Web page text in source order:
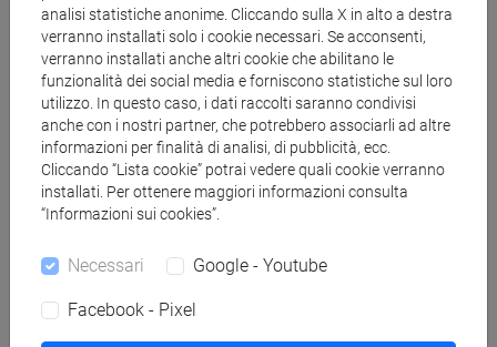
MOD. 1C Cognomi D-L
ESERCITAZIONI DI LINGUA CINESE 1
MOD. 1C Cognomi M-R
ESERCITAZIONI DI LINGUA CINESE 1
MOD. 1C Cognomi S-Z
ESERCITAZIONI DI LINGUA CINESE 1 MOD.
1D
ESERCITAZIONI DI LINGUA CINESE 1
ESERCITAZIONI DI LINGUA CINESE 1
MOD. 1D Cognomi M-Z
analisi statistiche anonime. Cliccando sulla X in alto a destra
verranno installati solo i cookie necessari. Se acconsenti,
verranno installati anche altri cookie che abilitano le
funzionalità dei social media e forniscono statistiche sul loro
utilizzo. In questo caso, i dati raccolti saranno condivisi
anche con i nostri partner, che potrebbero associarli ad altre
informazioni per finalità di analisi, di pubblicità, ecc.
Cliccando “Lista cookie” potrai vedere quali cookie verranno
installati. Per ottenere maggiori informazioni consulta
“Informazioni sui cookies”.
Necessari Google - Youtube
Facebook - Pixel